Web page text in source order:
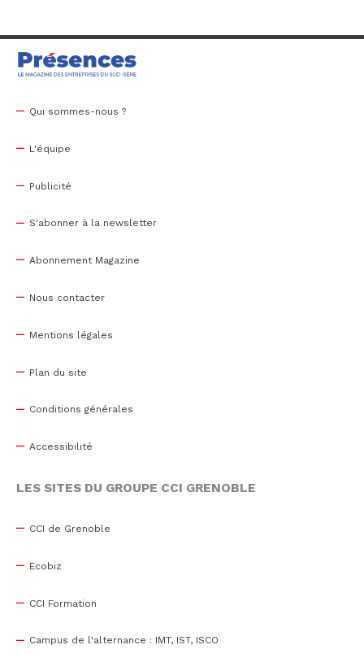
Qui sommes-nous ?
L'équipe
Publicité
S'abonner à la newsletter
Abonnement Magazine
Nous contacter
Mentions légales
Plan du site
Conditions générales
Accessibilité
LES SITES DU GROUPE CCI GRENOBLE
CCI de Grenoble
Ecobiz
CCI Formation
Campus de l'alternance : IMT, IST, ISCO